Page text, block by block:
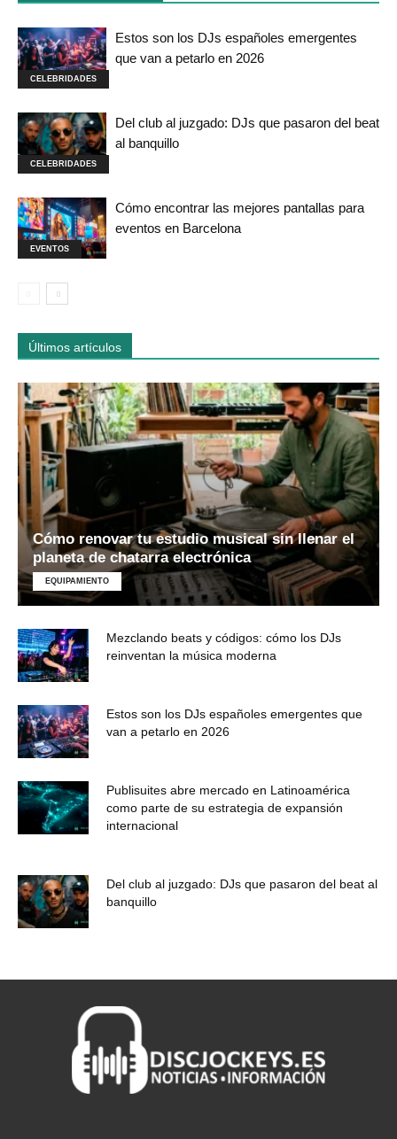
CELEBRIDADES
Estos son los DJs españoles emergentes
que van a petarlo en 2026
CELEBRIDADES
Del club al juzgado: DJs que pasaron del beat
al banquillo
EVENTOS
Cómo encontrar las mejores pantallas para
eventos en Barcelona
Últimos artículos
Cómo renovar tu estudio musical sin llenar el
planeta de chatarra electrónica
EQUIPAMIENTO
Mezclando beats y códigos: cómo los DJs
reinventan la música moderna
Estos son los DJs españoles emergentes que
van a petarlo en 2026
Publisuites abre mercado en Latinoamérica
como parte de su estrategia de expansión
internacional
Del club al juzgado: DJs que pasaron del beat al
banquillo